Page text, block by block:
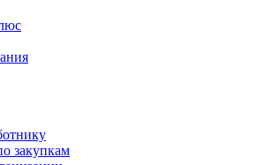
закупкам